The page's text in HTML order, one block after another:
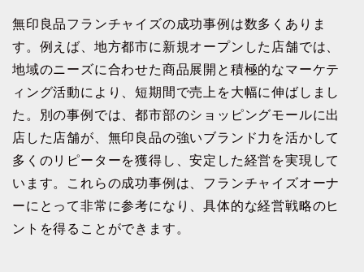
無印良品フランチャイズの成功事例は数多くありま
す。例えば、地方都市に新規オープンした店舗では、
地域のニーズに合わせた商品展開と積極的なマーケテ
ィング活動により、短期間で売上を大幅に伸ばしまし
た。別の事例では、都市部のショッピングモールに出
店した店舗が、無印良品の強いブランド力を活かして
多くのリピーターを獲得し、安定した経営を実現して
います。これらの成功事例は、フランチャイズオーナ
ーにとって非常に参考になり、具体的な経営戦略のヒ
ントを得ることができます。